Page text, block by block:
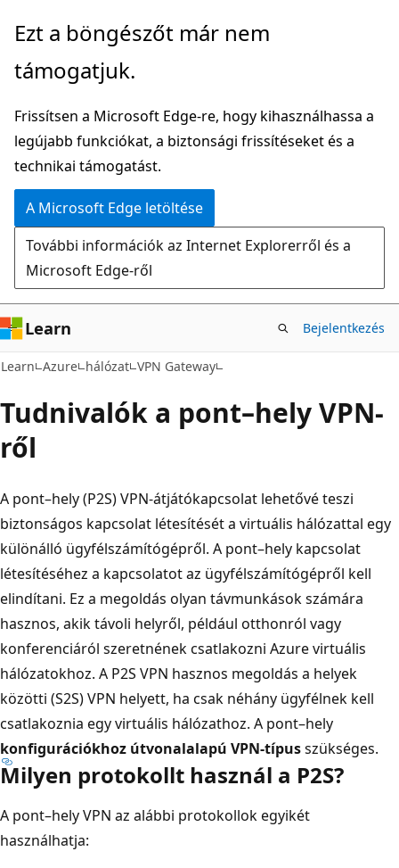
Ugrás
fő
Ezt a böngészőt már nem
támogatjuk.
Frissítsen a Microsoft Edge-re, hogy kihasználhassa a
legújabb funkciókat, a biztonsági frissítéseket és a
technikai támogatást.
A Microsoft Edge letöltése
További információk az Internet Explorerről és a
Microsoft Edge-ről
Learn Bejelentkezés
Learn Azure hálózat VPN Gateway
Tudnivalók a pont–hely VPN-
ről
A pont–hely (P2S) VPN-átjátókapcsolat lehetővé teszi
biztonságos kapcsolat létesítését a virtuális hálózattal egy
különálló ügyfélszámítógépről. A pont–hely kapcsolat
létesítéséhez a kapcsolatot az ügyfélszámítógépről kell
elindítani. Ez a megoldás olyan távmunkások számára
hasznos, akik távoli helyről, például otthonról vagy
konferenciáról szeretnének csatlakozni Azure virtuális
hálózatokhoz. A P2S VPN hasznos megoldás a helyek
közötti (S2S) VPN helyett, ha csak néhány ügyfélnek kell
csatlakoznia egy virtuális hálózathoz. A pont–hely
konfigurációkhoz útvonalalapú VPN-típusszükséges.
Milyen protokollt használ a P2S?
A pont–hely VPN az alábbi protokollok egyikét
használhatja: